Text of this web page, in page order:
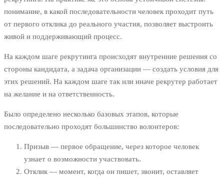
понимание, в какой последовательности человек проходит путь
от первого отклика до реального участия, позволяет выстроить
живой и поддерживающий процесс.
На каждом шаге рекрутинга происходят внутренние решения со
стороны кандидата, а задача организации — создать условия для
этих решений. На каждом шаге так или иначе рекрутер работает
на желание и на ответственность.
Было определено несколько базовых этапов, которые
последовательно проходят большинство волонтеров:
Призыв — первое обращение, через которое человек
узнает о возможности участвовать.
Отклик — момент, когда он пишет, звонит, оставляет